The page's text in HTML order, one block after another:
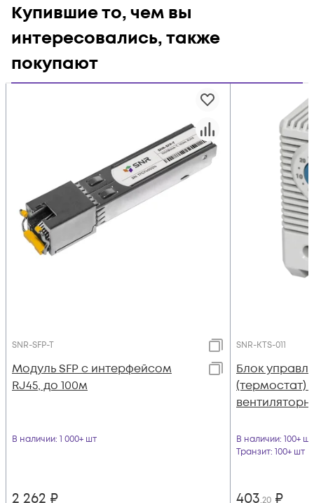
Купившие то, чем вы
интересовались, также
покупают
SNR-SFP-T
Модуль SFP с интерфейсом
RJ45, до 100м
В наличии: 1 000+ шт
2 262 ₽
SNR-KTS-011
Блок
(термостат)
В наличии: 100+ шт
Транзит: 100+ шт
403,20 ₽